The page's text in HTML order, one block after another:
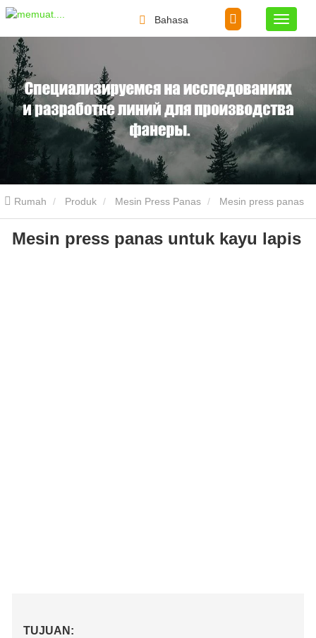
Bahasa
Rumah Produk Mesin Press Panas
untuk kayu lapis
Mesin press panas untuk kayu lapis
TUJUAN: